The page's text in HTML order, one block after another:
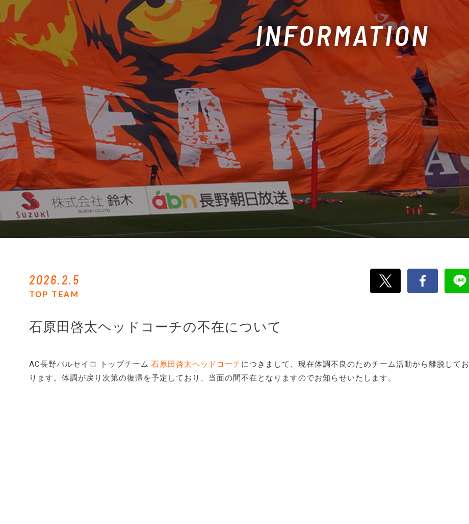
INFORMATION
2026.2.5
TOP TEAM
石原田啓太ヘッドコーチの不在について
AC長野パルセイロ トップチーム 石原田啓太ヘッドコーチにつきまして、現在体調不良のためチーム活動から離脱してお
ります。体調が戻り次第の復帰を予定しており、当面の間不在となりますのでお知らせいたします。